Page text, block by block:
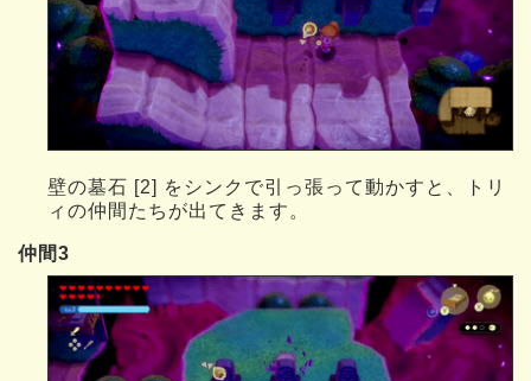
壁の墓石 [2] をシンクで引っ張って動かすと、トリ
ィの仲間たちが出てきます。
仲間3